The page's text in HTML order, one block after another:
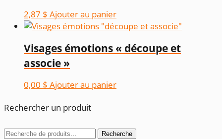
2,87 $ Ajouter au panier
Visages émotions « découpe et
associe »
0,00 $ Ajouter au panier
Rechercher un produit
Recherche
Recherche